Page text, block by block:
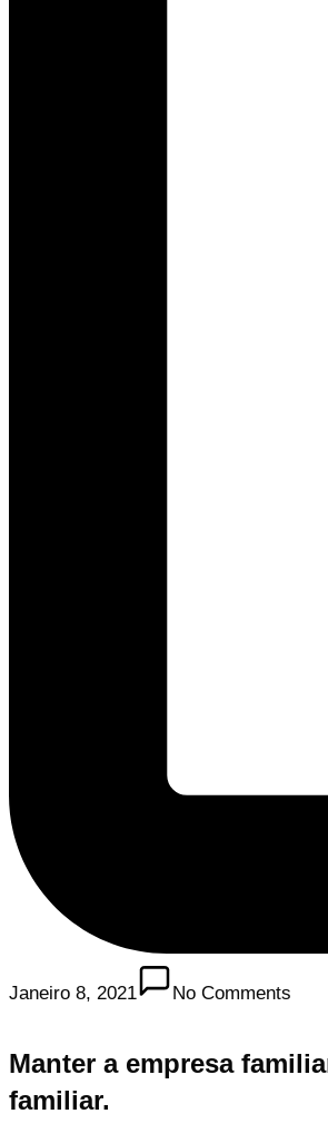
Janeiro 8, 2021 No Comments
Manter a empresa
familiar.